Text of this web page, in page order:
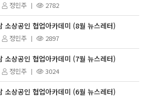
정민주 2782
소상공인 협업아카데미 (8월 뉴스레터)
정민주 2897
소상공인 협업아카데미 (7월 뉴스레터)
정민주 3024
소상공인 협업아카데미 (6월 뉴스레터)